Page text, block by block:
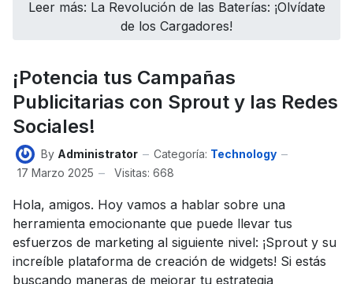
Leer más: La Revolución de las Baterías: ¡Olvídate
de los Cargadores!
¡Potencia tus Campañas
Publicitarias con Sprout y las Redes
Sociales!
By Administrator Categoría: Technology
17 Marzo 2025
Visitas: 668
Hola, amigos. Hoy vamos a hablar sobre una
herramienta emocionante que puede llevar tus
esfuerzos de marketing al siguiente nivel: ¡Sprout y su
increíble plataforma de creación de widgets! Si estás
buscando maneras de mejorar tu estrategia